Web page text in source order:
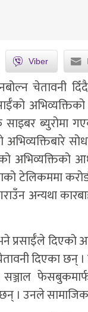
Viber
चेतावनी
ब्युरोमा
अभिव्यक्तिबारे
अभिव्यक्तिको
टेलिकममा
अन्यथा
दिएको
दिएका छन्
। उनले